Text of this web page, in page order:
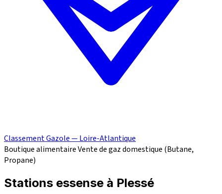
Classement Gazole — Loire-Atlantique
Boutique alimentaireVente de gaz domestique (Butane,
Propane)
Stations essense à Plessé